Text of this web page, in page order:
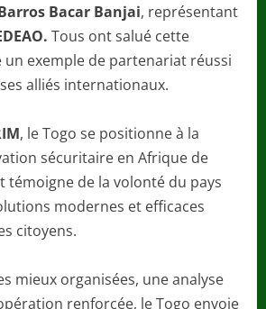
Bacar Banjai, représentant
Tous ont salué cette
exemple de partenariat réussi
alliés internationaux.
, le Togo se positionne à la
sécuritaire en Afrique de
témoigne de la volonté du pays
modernes et efficaces
citoyens.
mieux organisées, une analyse
renforcée, le Togo envoie